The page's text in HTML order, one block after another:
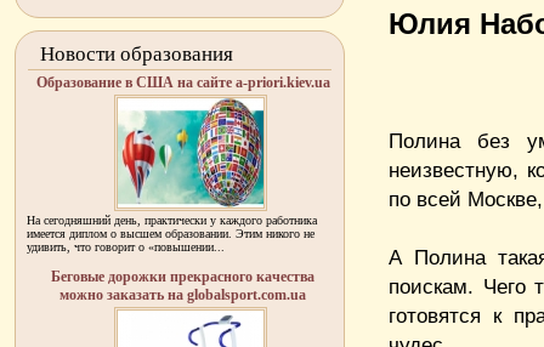
Юлия
Полина без
неизвестную,
по всей
А Полина
поискам. Чего
готовятся к
Новости образования
Образование в США на сайте a-priori.kiev.ua
На сегодняшний день, практически у каждого работника
имеется диплом о высшем образовании. Этим никого не
удивить, что говорит о «повышении...
Беговые дорожки прекрасного качества
можно заказать на globalsport.com.ua